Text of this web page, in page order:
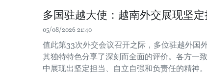
多国驻越大使：越南外交展现坚
05/08/2026 21:40
值此第33次外交会议召开之际，多位驻越外国
其独特特色分享了深刻而全面的评价。各方一
中展现出坚定担当、自立自强和负责任的精神。